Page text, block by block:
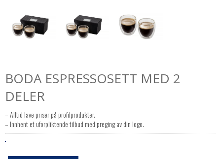
BODA ESPRESSOSETT MED 2
DELER
– Alltid lave priser på profilprodukter.
– Innhent et uforpliktende tilbud med preging av din logo.